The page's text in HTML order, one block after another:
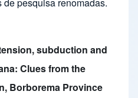
subduction and
Clues from the
Borborema Province